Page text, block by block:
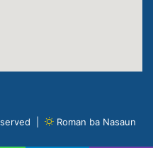
| Roman ba Nasaun